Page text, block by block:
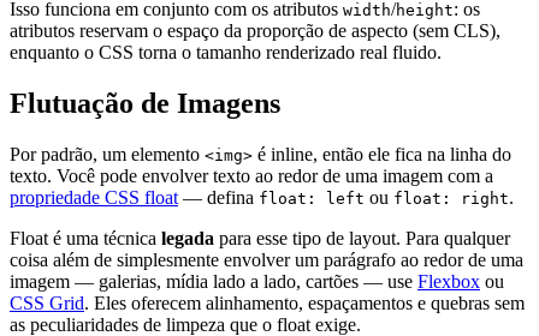
Isso funciona em conjunto com os atributos width/height: os
atributos reservam o espaço da proporção de aspecto (sem CLS),
enquanto o CSS torna o tamanho renderizado real fluido.
Flutuação de Imagens
Por padrão, um elemento <img> é inline, então ele fica na linha do
texto. Você pode envolver texto ao redor de uma imagem com a
propriedade CSS float — defina float: left ou float: right.
Float é uma técnica legada para esse tipo de layout. Para qualquer
coisa além de simplesmente envolver um parágrafo ao redor de uma
imagem — galerias, mídia lado a lado, cartões — use Flexbox ou
CSS Grid. Eles oferecem alinhamento, espaçamentos e quebras sem
as peculiaridades de limpeza que o float exige.